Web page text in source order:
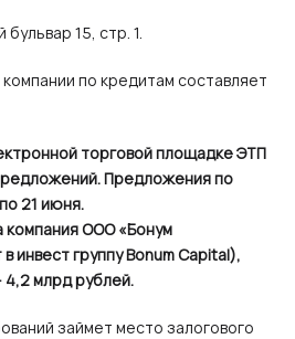
15, стр. 1.
по кредитам составляет
торговой площадке ЭТП
Предложения по
21 июня.
ООО «Бонум
инвест группу Bonum Capital),
млрд рублей.
займет место залогового